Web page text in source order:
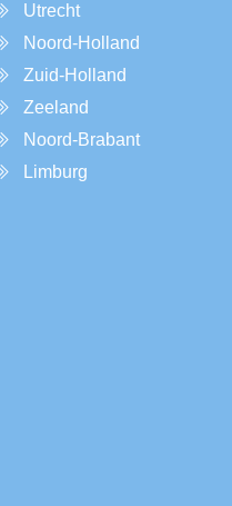
Utrecht
Noord-Holland
Zuid-Holland
Zeeland
Noord-Brabant
Limburg